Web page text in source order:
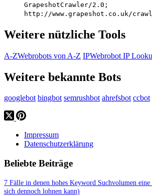
GrapeshotCrawler/2.0;
http://www.grapeshot.co.uk/
Weitere nützliche Tools
A-ZWebrobots von A-Z IPWebrobot IP
Weitere bekannte Bots
googlebot bingbot semrushbot ahrefsbot ccbot
Impressum
Datenschutzerklärung
Beliebte Beiträge
7 Fälle in denen hohes Keyword Suchvolumen
sich dennoch lohnen kann)